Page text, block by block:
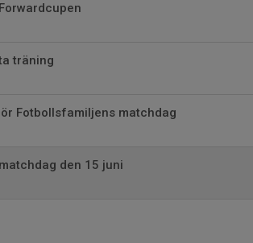
träning
Fotbollsfamiljens matchdag
den 15 juni